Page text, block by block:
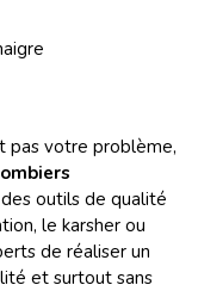
pas votre problème,
outils de qualité
le karsher ou
de réaliser un
et surtout sans